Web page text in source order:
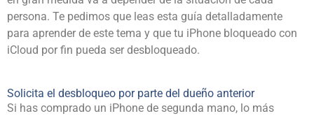
persona. Te pedimos que leas esta guía detalladamente
para aprender de este tema y que tu iPhone bloqueado con
iCloud por fin pueda ser desbloqueado.
Solicita el desbloqueo por parte del dueño anterior
Si has comprado un iPhone de segunda mano, lo más